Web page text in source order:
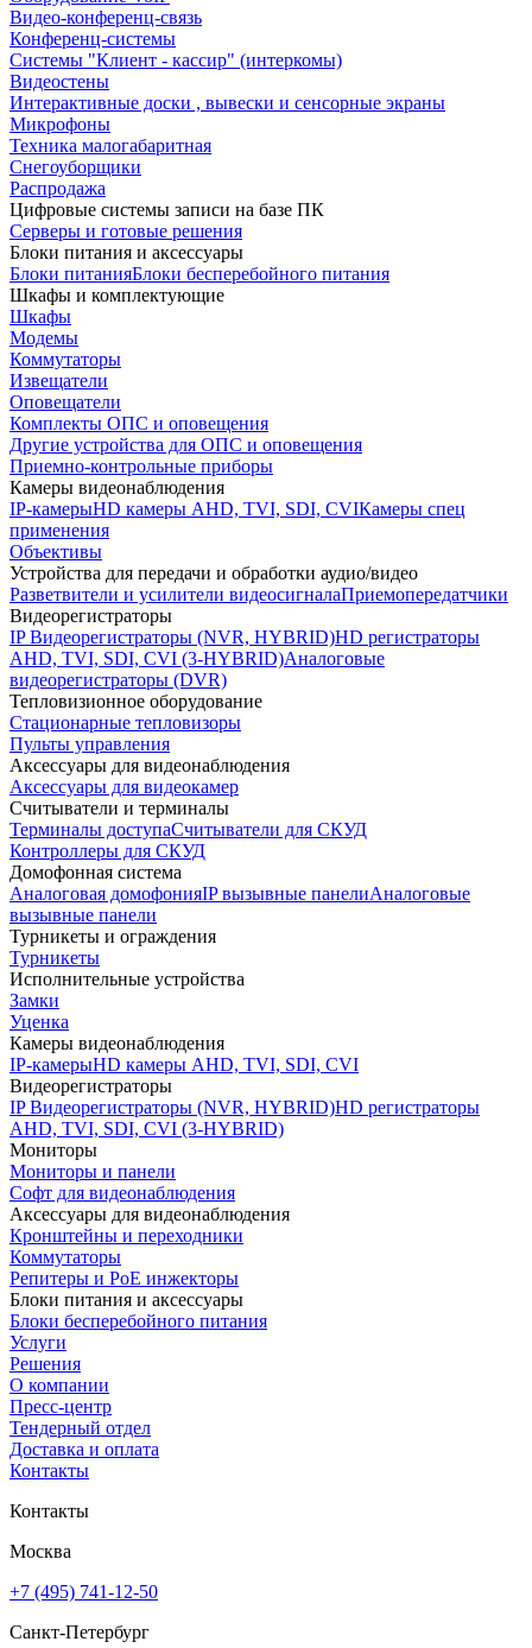
Видео-конференц-связь
Конференц-системы
Системы "Клиент - кассир" (интеркомы)
Видеостены
Интерактивные доски , вывески и сенсорные экраны
Микрофоны
Техника малогабаритная
Снегоуборщики
Распродажа
Цифровые системы записи на базе ПК
Серверы и готовые решения
Блоки питания и аксессуары
Блоки питанияБлоки бесперебойного питания
Шкафы и комплектующие
Шкафы
Модемы
Коммутаторы
Извещатели
Оповещатели
Комплекты ОПС и оповещения
Другие устройства для ОПС и оповещения
Приемно-контрольные приборы
Камеры видеонаблюдения
IP-камерыHD камеры AHD, TVI, SDI, CVIКамеры спец
применения
Объективы
Устройства для передачи и обработки аудио/видео
Разветвители и усилители видеосигналаПриемопередатчики
Видеорегистраторы
IP Видеорегистраторы (NVR, HYBRID)HD регистраторы
AHD, TVI, SDI, CVI (3-HYBRID)Аналоговые
видеорегистраторы (DVR)
Тепловизионное оборудование
Стационарные тепловизоры
Пульты управления
Аксессуары для видеонаблюдения
Аксессуары для видеокамер
Считыватели и терминалы
Терминалы доступаСчитыватели для СКУД
Контроллеры для СКУД
Домофонная система
Аналоговая домофонияIP вызывные панелиАналоговые
вызывные панели
Турникеты и ограждения
Турникеты
Исполнительные устройства
Замки
Уценка
Камеры видеонаблюдения
IP-камерыHD камеры AHD, TVI, SDI, CVI
Видеорегистраторы
IP Видеорегистраторы (NVR, HYBRID)HD регистраторы
AHD, TVI, SDI, CVI (3-HYBRID)
Мониторы
Мониторы и панели
Софт для видеонаблюдения
Аксессуары для видеонаблюдения
Кронштейны и переходники
Коммутаторы
Репитеры и PoE инжекторы
Блоки питания и аксессуары
Блоки бесперебойного питания
Услуги
Решения
О компании
Пресс-центр
Тендерный отдел
Доставка и оплата
Контакты
Контакты
Москва
+7 (495) 741-12-50
Санкт-Петербург